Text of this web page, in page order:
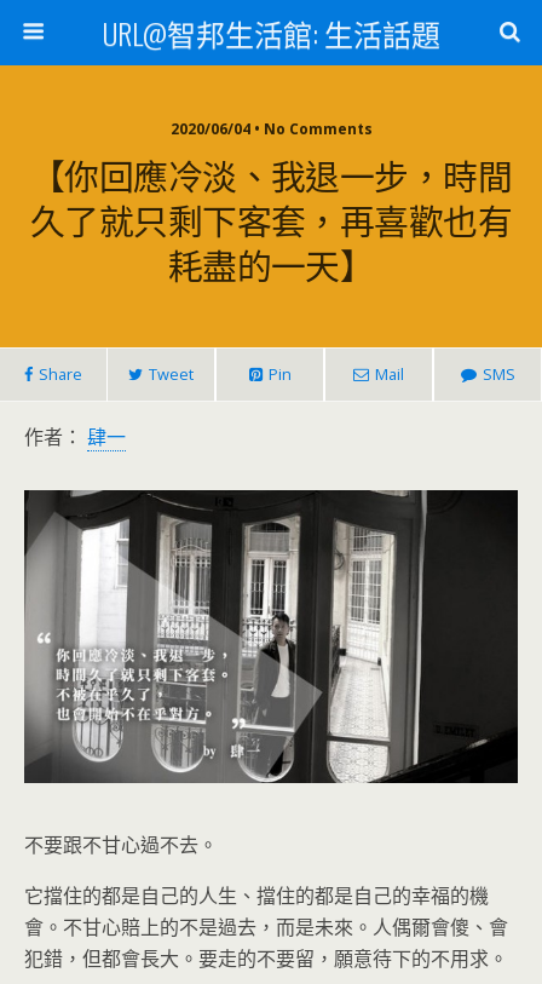
URL@智邦生活館: 生活話題
2020/06/04 • No Comments
【你回應冷淡、我退一步，時間
久了就只剩下客套，再喜歡也有
耗盡的一天】
Share Tweet Pin Mail SMS
作者： 肆一
不要跟不甘心過不去。
它擋住的都是自己的人生、擋住的都是自己的幸福的機
會。不甘心賠上的不是過去，而是未來。人偶爾會傻、會
犯錯，但都會長大。要走的不要留，願意待下的不用求。